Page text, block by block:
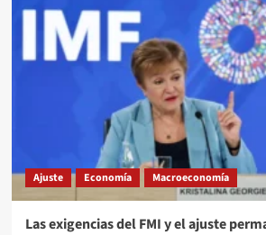
tensión
social
por
económico
gobierno
Ajuste Economía Macroeconomía
Las exigencias del FMI y el ajuste